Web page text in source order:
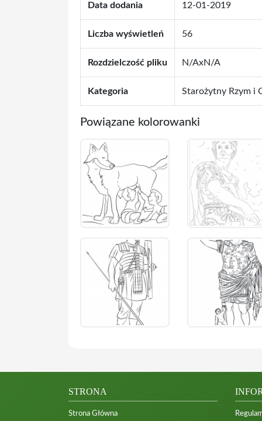
Data dodania 12-01-2019
Liczba wyświetleń 56
Rozdzielczość pliku N/AxN/A
Kategoria Starożytny Rzym i
Powiązane kolorowanki
STRONA
Strona Główna